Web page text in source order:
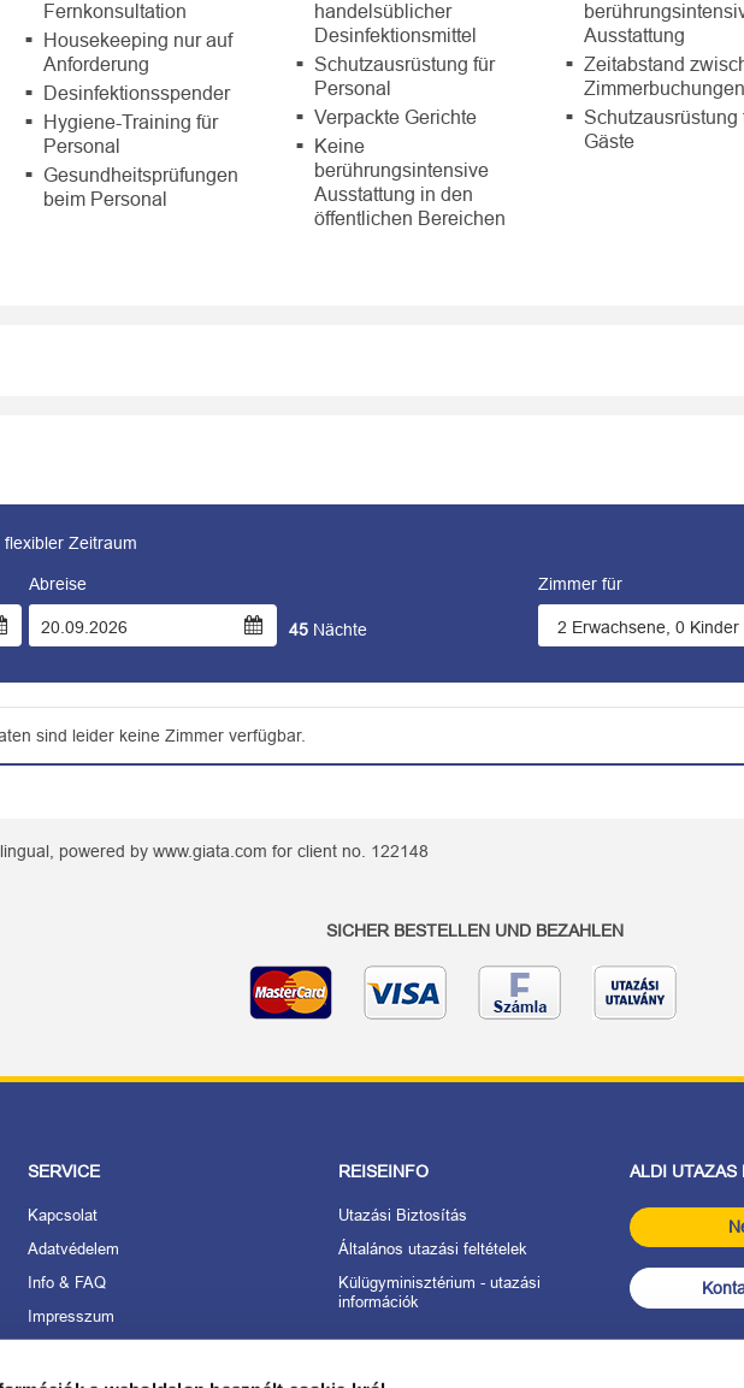
Fernkonsultation
Housekeeping nur auf
Anforderung
Desinfektionsspender
Hygiene-Training für
Personal
Gesundheitsprüfungen
beim Personal
handelsüblicher
Desinfektionsmittel
Schutzausrüstung für
Personal
Verpackte Gerichte
Keine
berührungsintensive
Ausstattung in den
öffentlichen Bereichen
Ausstattung
Zeitabstand
Zimmerbuchungen
Schutzausrüstung
Gäste
flexibler Zeitraum
Abreise
45 Nächte
Zimmer für
sind leider keine Zimmer verfügbar.
powered by www.giata.com for client no. 122148
SICHER BESTELLEN UND BEZAHLEN
SERVICE
Kapcsolat
Adatvédelem
Info & FAQ
Impresszum
Rólunk
REISEINFO
Utazási Biztosítás
Általános utazási feltételek
Külügyminisztérium - utazási
információk
ALDI UTAZAS